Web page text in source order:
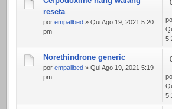
reseta
por empallbed » Qui Ago 19, 2021 5:20
pm
Norethindrone generic
por empallbed » Qui Ago 19, 2021 5:19
pm